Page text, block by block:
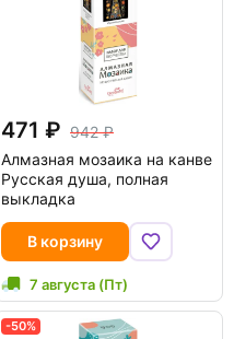
471
942
Алмазная мозаика на канве
Русская душа, полная
выкладка
В корзину
7 августа (Пт)
-50%